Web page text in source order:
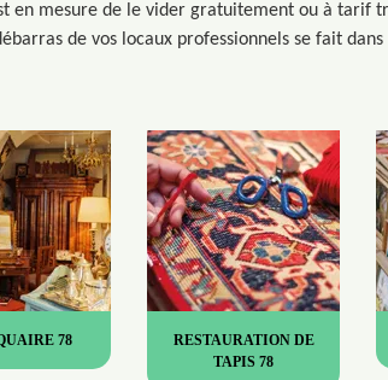
en mesure de le vider gratuitement ou à tarif
de vos locaux professionnels se fait
78
RESTAURATION DE
TAPIS 78